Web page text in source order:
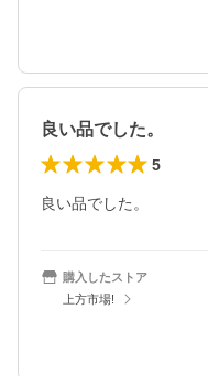
良い品でした。
5
良い品でした。
購入したストア
上方市場!